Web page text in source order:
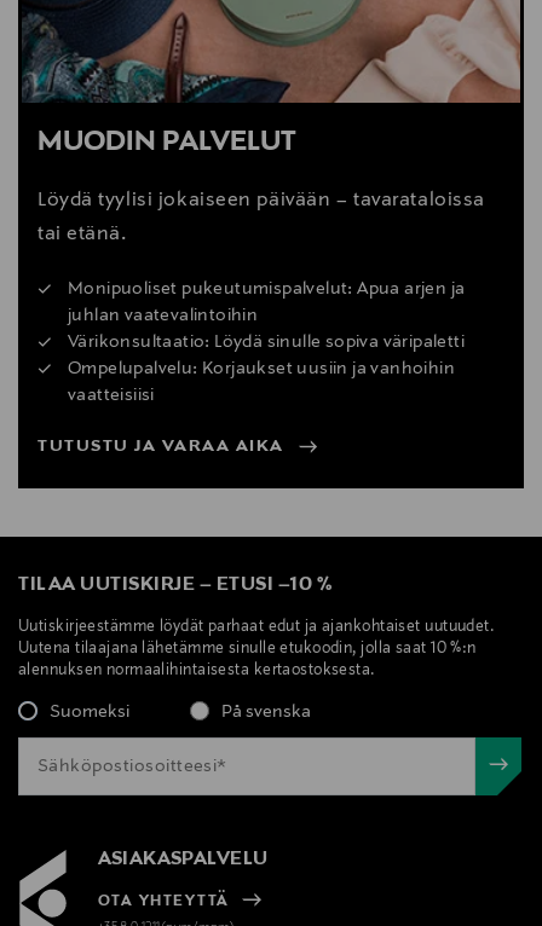
MUODIN PALVELUT
Löydä tyylisi jokaiseen päivään – tavarataloissa
tai etänä.
Monipuoliset pukeutumispalvelut: Apua arjen ja
juhlan vaatevalintoihin
Värikonsultaatio: Löydä sinulle sopiva väripaletti
Ompelupalvelu: Korjaukset uusiin ja vanhoihin
vaatteisiisi
TUTUSTU JA VARAA AIKA
TILAA UUTISKIRJE – ETUSI –10 %
Uutiskirjeestämme löydät parhaat edut ja ajankohtaiset uutuudet.
Uutena tilaajana lähetämme sinulle etukoodin, jolla saat 10 %:n
alennuksen normaalihintaisesta kertaostoksesta.
Suomeksi På svenska
ASIAKASPALVELU
OTA YHTEYTTÄ